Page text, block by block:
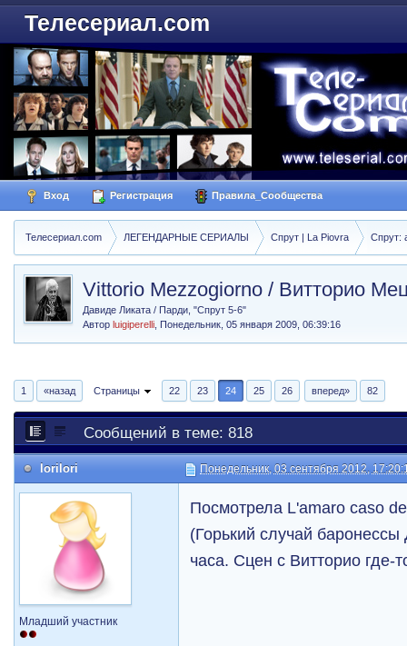
Телесериал.com
Вход Регистрация Правила_Сообщества
Телесериал.com ЛЕГЕНДАРНЫЕ СЕРИАЛЫ Спрут | La Piovra Спрут:
Vittorio Mezzogiorno / Витторио
Давиде Ликата / Парди, "Спрут 5-6"
Авторluigiperelli ,Понедельник, 05 января 2009, 06:39:16
1 «назад Страницы 22 23 24 25 26 вперед» 82
Сообщений в теме: 818
lorilori Понедельник, 03 сентября 2012,
Младший участник
Посмотрела L'amaro caso
(Горький случай
часа. Сцен с Витторио где-